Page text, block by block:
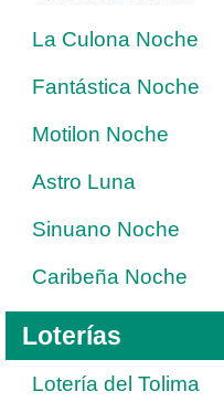
La Culona Noche
Fantástica Noche
Motilon Noche
Astro Luna
Sinuano Noche
Caribeña Noche
Loterías
Lotería del Tolima